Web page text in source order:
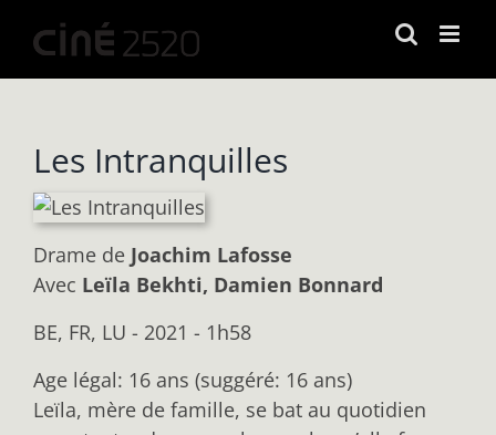
contenu
Les Intranquilles
Drame de Joachim Lafosse
Avec Leïla Bekhti, Damien Bonnard
BE, FR, LU - 2021 - 1h58
Age légal: 16 ans (suggéré: 16 ans)
Leïla, mère de famille, se bat au quotidien